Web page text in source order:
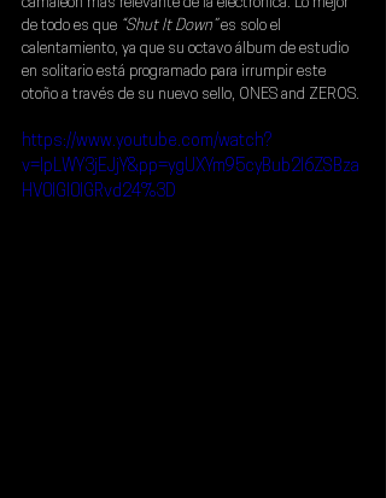
camaleón más relevante de la electrónica. Lo mejor
de todo es que “Shut It Down” es solo el
calentamiento, ya que su octavo álbum de estudio
en solitario está programado para irrumpir este
otoño a través de su nuevo sello, ONES and ZEROS.
https://www.youtube.com/watch?
v=IpLWY3jEJjY&pp=ygUXYm95cyBub2l6ZSBza
HV0IGl0IGRvd24%3D